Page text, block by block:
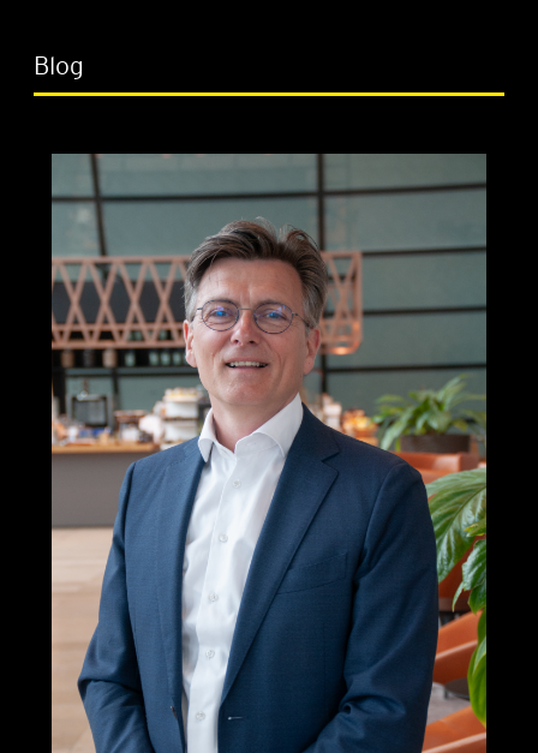
Blog